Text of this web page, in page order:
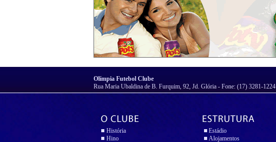
Olímpia Futebol Clube
Rua Maria Ubaldina de B. Furquim, 92, Jd. Glória - Fone: (17) 3281-1224
História
Hino
Estádio
Alojamentos